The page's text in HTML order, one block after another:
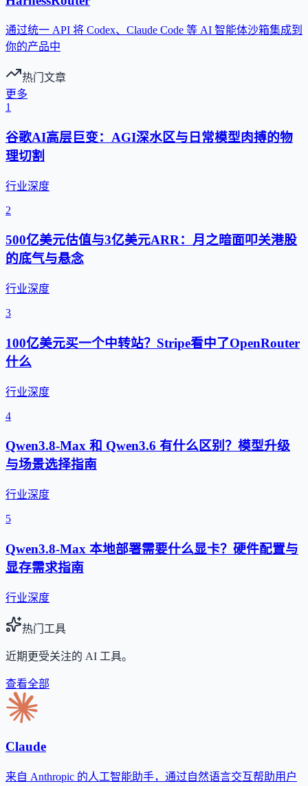
通过统一 API 将 Codex、Claude Code 等 AI 智能体沙箱集成到
你的产品中
热门文章
更多
1
谷歌AI高层巨变：AGI深水区与日常模型肉搏的物
理切割
行业深度
2
500亿美元估值与3亿美元ARR：月之暗面叩关港股
的底气与悬念
行业深度
3
100亿美元买一个中转站？Stripe看中了OpenRouter
什么
行业深度
4
Qwen3.8-Max 和 Qwen3.6 有什么区别？模型升级
与场景选择指南
行业深度
5
Qwen3.8-Max 本地部署需要什么显卡？硬件配置与
显存需求指南
行业深度
热门工具
近期更受关注的 AI 工具。
查看全部
Claude
来自 Anthropic 的人工智能助手，通过自然语言交互帮助用户